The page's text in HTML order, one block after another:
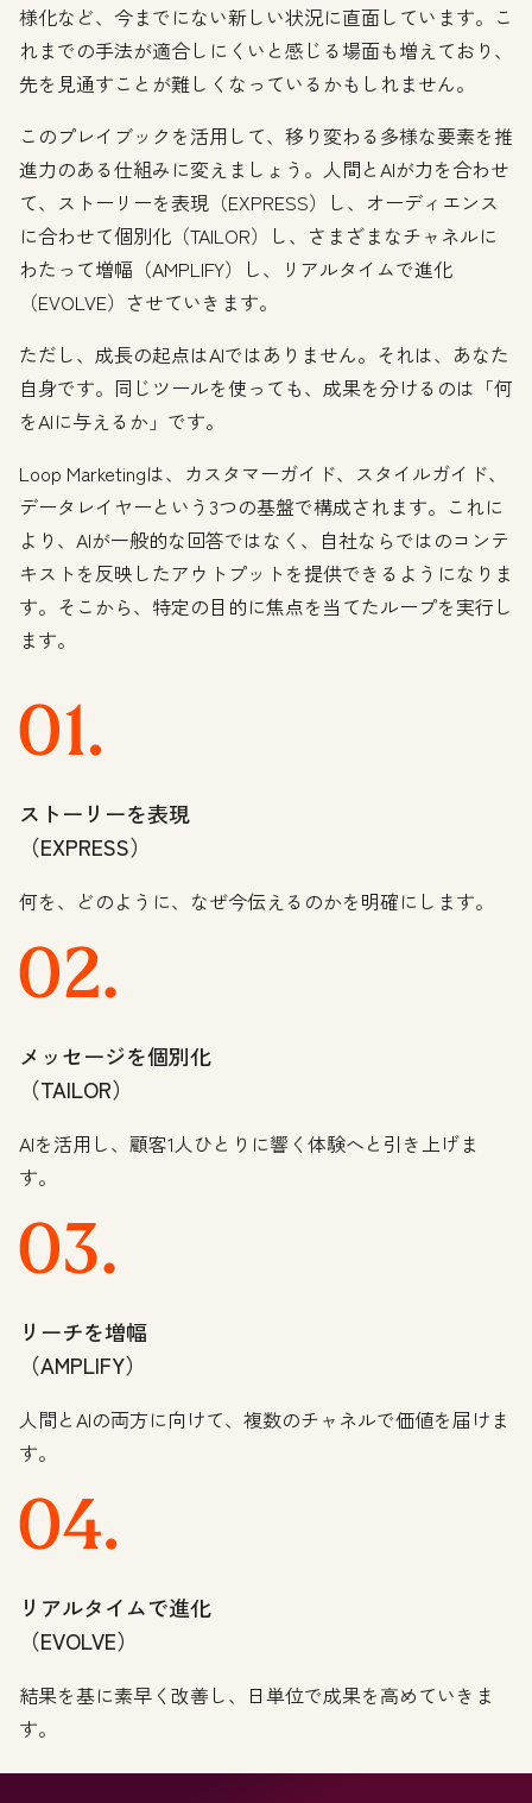
様化など、今までにない新しい状況に直面しています。こ
れまでの手法が適合しにくいと感じる場面も増えており、
先を見通すことが難しくなっているかもしれません。
このプレイブックを活用して、移り変わる多様な要素を推
進力のある仕組みに変えましょう。人間とAIが力を合わせ
て、ストーリーを表現（EXPRESS）し、オーディエンス
に合わせて個別化（TAILOR）し、さまざまなチャネルに
わたって増幅（AMPLIFY）し、リアルタイムで進化
（EVOLVE）させていきます。
ただし、成長の起点はAIではありません。それは、あなた
自身です。同じツールを使っても、成果を分けるのは「何
をAIに与えるか」です。
Loop Marketingは、カスタマーガイド、スタイルガイド、
データレイヤーという3つの基盤で構成されます。これに
より、AIが一般的な回答ではなく、自社ならではのコンテ
キストを反映したアウトプットを提供できるようになりま
す。そこから、特定の目的に焦点を当てたループを実行し
ます。
ストーリーを表現
（EXPRESS）
何を、どのように、なぜ今伝えるのかを明確にします。
メッセージを個別化
（TAILOR）
AIを活用し、顧客1人ひとりに響く体験へと引き上げま
す。
リーチを増幅
（AMPLIFY）
人間とAIの両方に向けて、複数のチャネルで価値を届けま
す。
リアルタイムで進化
（EVOLVE）
結果を基に素早く改善し、日単位で成果を高めていきま
す。